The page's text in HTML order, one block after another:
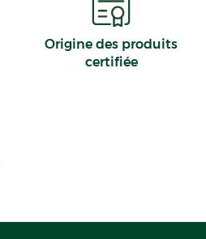
Origine des produits
certifiée